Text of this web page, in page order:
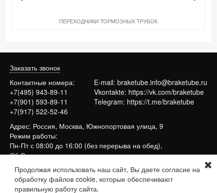
ПЕРЕХОДНИКИ ТОРМОЗНЫХ ТРУБОК
Заказать звонок
Контактные номера:
+7(495) 943-89-11
+7(901) 593-89-11
+7(917) 522-52-46
Адрес: Россия, Москва, Южнопортовая улица, 9
Режим работы:
Пн-Пт с 08:00 до 16:00 (без перерыва на обед),
Сб-Вс выходные
E-mail: braketube.info@braketube.ru
Vkontakte: https://vk.com/braketube
Telegram: https://t.me/braketube
Сайт работает на системеМойБизнес2
Продолжая использовать наш сайт, Вы даете согласие на
обработку файлов cookie, которые обеспечивают
правильную работу сайта.